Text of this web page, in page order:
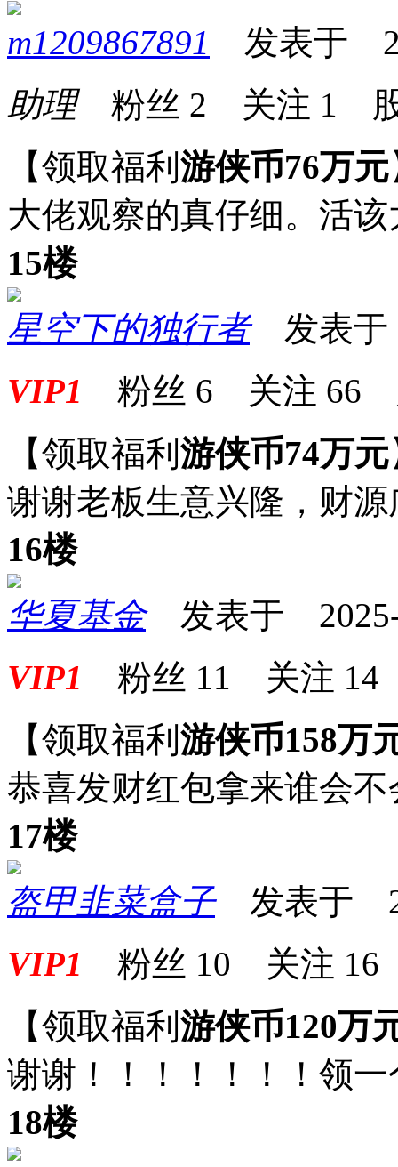
m1209867891
发表于
助理粉丝 2 关注 1
【领取福利 游侠币76万元
大佬观察的真仔细。活
15楼
星空下的独行者发表于
VIP1 粉丝 6 关注 66
【领取福利 游侠币74万元
谢谢老板生意兴隆，财源
16楼
华夏基金发表于 2025-
VIP1 粉丝 11 关注 14
【领取福利 游侠币158万
恭喜发财红包拿来谁会
17楼
盔甲韭菜盒子发表于
VIP1 粉丝 10 关注 16
【领取福利 游侠币120万
谢谢！！！！！！！领一
18楼